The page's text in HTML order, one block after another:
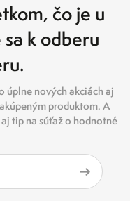
čo je u
sa k odberu
úplne nových akciách aj
produktom. A
tip na súťaž o hodnotné